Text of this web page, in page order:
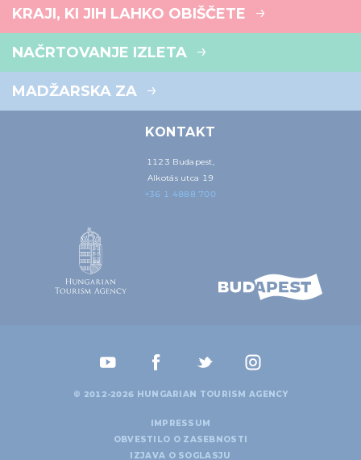
KRAJI, KI JIH LAHKO OBIŠČETE
NAČRTOVANJE IZLETA
MADŽARSKA ZA
KONTAKT
1123 Budapest,
Alkotás utca 19
+36 1 4888 700
© 2012-2026 HUNGARIAN TOURISM AGENCY
IMPRESSUM
OBVESTILO O ZASEBNOSTI
IZJAVA O SOGLASJU